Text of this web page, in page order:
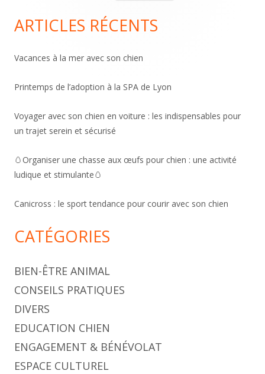
ARTICLES RÉCENTS
Vacances à la mer avec son chien
Printemps de l’adoption à la SPA de Lyon
Voyager avec son chien en voiture : les indispensables pour
un trajet serein et sécurisé
🥚Organiser une chasse aux œufs pour chien : une activité
ludique et stimulante🥚
Canicross : le sport tendance pour courir avec son chien
CATÉGORIES
BIEN-ÊTRE ANIMAL
CONSEILS PRATIQUES
DIVERS
EDUCATION CHIEN
ENGAGEMENT & BÉNÉVOLAT
ESPACE CULTUREL